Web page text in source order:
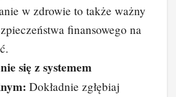
w zdrowie to także ważny
finansowego na
się z systemem
Dokładnie zgłębiaj